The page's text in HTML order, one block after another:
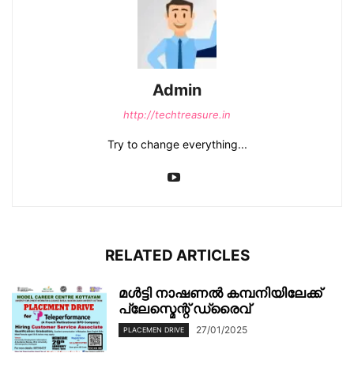
Admin
http://techtreasure.in
Try to change everything...
RELATED ARTICLES
മൾട്ടി നാഷണൽ കമ്പനിയിലേക്ക്
പ്ലേസ്മെന്റ് ഡ്രൈവ്
PLACEMEN DRIVE 27/01/2025